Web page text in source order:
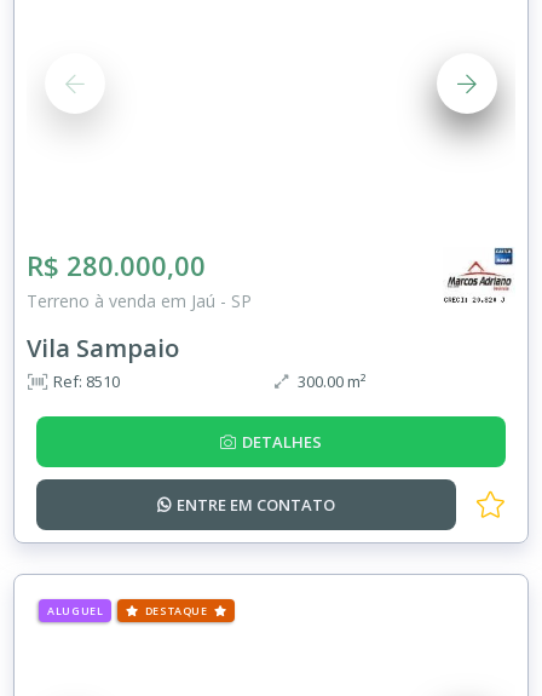
R$ 280.000,00
Terreno à venda em Jaú - SP
Vila Sampaio
Ref: 8510 300.00 m²
DETALHES
ENTRE EM CONTATO
ALUGUEL DESTAQUE